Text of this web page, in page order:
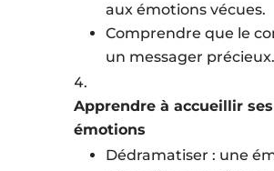
aux émotions vécues.
Comprendre que le
un messager précieux.
Apprendre à accueillir ses
émotions
Dédramatiser : une